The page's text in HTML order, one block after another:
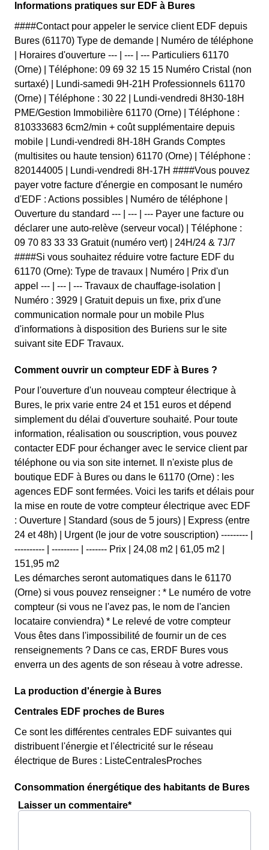
Informations pratiques sur EDF à Bures
####Contact pour appeler le service client EDF depuis
Bures (61170) Type de demande | Numéro de téléphone
| Horaires d'ouverture --- | --- | --- Particuliers 61170
(Orne) | Téléphone: 09 69 32 15 15 Numéro Cristal (non
surtaxé) | Lundi-samedi 9H-21H Professionnels 61170
(Orne) | Téléphone : 30 22 | Lundi-vendredi 8H30-18H
PME/Gestion Immobilière 61170 (Orne) | Téléphone :
810333683 6cm2/min + coût supplémentaire depuis
mobile | Lundi-vendredi 8H-18H Grands Comptes
(multisites ou haute tension) 61170 (Orne) | Téléphone :
820144005 | Lundi-vendredi 8H-17H ####Vous pouvez
payer votre facture d'énergie en composant le numéro
d'EDF : Actions possibles | Numéro de téléphone |
Ouverture du standard --- | --- | --- Payer une facture ou
déclarer une auto-relève (serveur vocal) | Téléphone :
09 70 83 33 33 Gratuit (numéro vert) | 24H/24 & 7J/7
####Si vous souhaitez réduire votre facture EDF du
61170 (Orne): Type de travaux | Numéro | Prix d'un
appel --- | --- | --- Travaux de chauffage-isolation |
Numéro : 3929 | Gratuit depuis un fixe, prix d'une
communication normale pour un mobile Plus
d'informations à disposition des Buriens sur le site
suivant site EDF Travaux.
Comment ouvrir un compteur EDF à Bures ?
Pour l'ouverture d'un nouveau compteur électrique à
Bures, le prix varie entre 24 et 151 euros et dépend
simplement du délai d'ouverture souhaité. Pour toute
information, réalisation ou souscription, vous pouvez
contacter EDF pour échanger avec le service client par
téléphone ou via son site internet. Il n'existe plus de
boutique EDF à Bures ou dans le 61170 (Orne) : les
agences EDF sont fermées. Voici les tarifs et délais pour
la mise en route de votre compteur électrique avec EDF
: Ouverture | Standard (sous de 5 jours) | Express (entre
24 et 48h) | Urgent (le jour de votre souscription) --------- |
---------- | --------- | ------- Prix | 24,08 m2 | 61,05 m2 |
151,95 m2
Les démarches seront automatiques dans le 61170
(Orne) si vous pouvez renseigner : * Le numéro de votre
compteur (si vous ne l'avez pas, le nom de l'ancien
locataire conviendra) * Le relevé de votre compteur
Vous êtes dans l'impossibilité de fournir un de ces
renseignements ? Dans ce cas, ERDF Bures vous
enverra un des agents de son réseau à votre adresse.
La production d'énergie à Bures
Centrales EDF proches de Bures
Ce sont les différentes centrales EDF suivantes qui
distribuent l'énergie et l'électricité sur le réseau
électrique de Bures : ListeCentralesProches
Consommation énergétique des habitants de Bures
Laisser un commentaire*